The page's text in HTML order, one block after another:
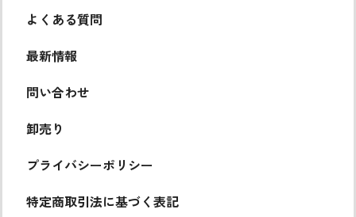
よくある質問
最新情報
問い合わせ
卸売り
プライバシーポリシー
特定商取引法に基づく表記